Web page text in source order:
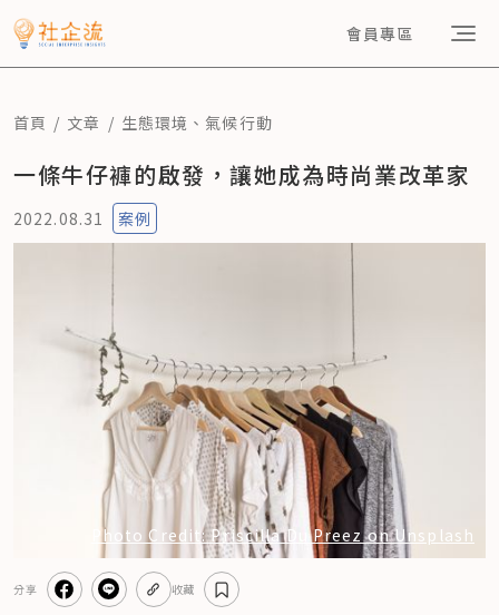
會員專區
首頁 文章 生態環境 、 氣候行動
一條牛仔褲的啟發，讓她成為時尚業改革家
2022.08.31 案例
Photo Credit: Priscilla Du Preez on Unsplash
分享 收藏